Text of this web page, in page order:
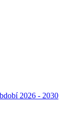
2026 - 2030